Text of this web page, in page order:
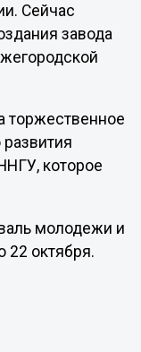
Сейчас
завода
торжественное
которое
молодежи и
22 октября.